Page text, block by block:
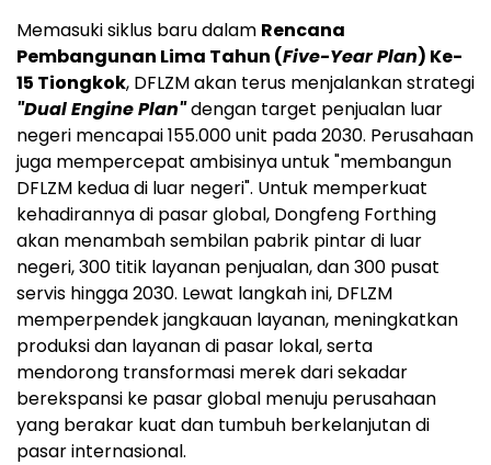
Memasuki siklus baru dalam Rencana
Pembangunan Lima Tahun (Five-Year Plan) Ke-
15 Tiongkok, DFLZM akan terus menjalankan strategi
"Dual Engine Plan"dengan target penjualan luar
negeri mencapai 155.000 unit pada 2030. Perusahaan
juga mempercepat ambisinya untuk "membangun
DFLZM kedua di luar negeri". Untuk memperkuat
kehadirannya di pasar global, Dongfeng Forthing
akan menambah sembilan pabrik pintar di luar
negeri, 300 titik layanan penjualan, dan 300 pusat
servis hingga 2030. Lewat langkah ini, DFLZM
memperpendek jangkauan layanan, meningkatkan
produksi dan layanan di pasar lokal, serta
mendorong transformasi merek dari sekadar
berekspansi ke pasar global menuju perusahaan
yang berakar kuat dan tumbuh berkelanjutan di
pasar internasional.